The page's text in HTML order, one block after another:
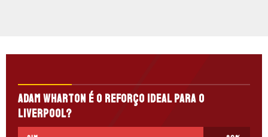
Adam Wharton é o reforço ideal para o
Liverpool?